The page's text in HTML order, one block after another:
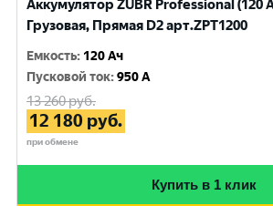
Аккумулятор ZUBR Professional (120
Грузовая, Прямая D2 арт.ZPT1200
Емкость: 120 Ач
Пусковой ток:950 A
13 260руб.
12 180 руб.
при обмене
Купить в 1 клик